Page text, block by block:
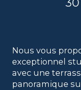
Nous vous
exceptionnel
avec une
panoramique